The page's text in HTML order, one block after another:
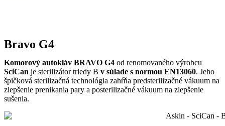
Bravo G4
Komorový autokláv BRAVO G4 od renomovaného výrobcu
SciCan je sterilizátor triedy B v súlade s normou EN13060. Jeho
špičková sterilizačná technológia zahŕňa predsterilizačné vákuum na
zlepšenie prenikania pary a posterilizačné vákuum na zlepšenie
sušenia.